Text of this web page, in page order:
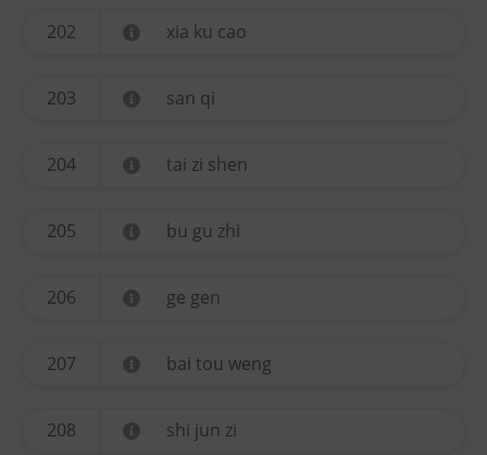
202 xia ku cao
203 san qi
204 tai zi shen
205 bu gu zhi
206 ge gen
207 bai tou weng
208 shi jun zi